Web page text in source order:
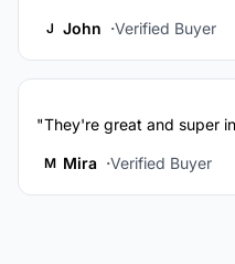
J John Verified Buyer
"They're great and super
M Mira Verified Buyer